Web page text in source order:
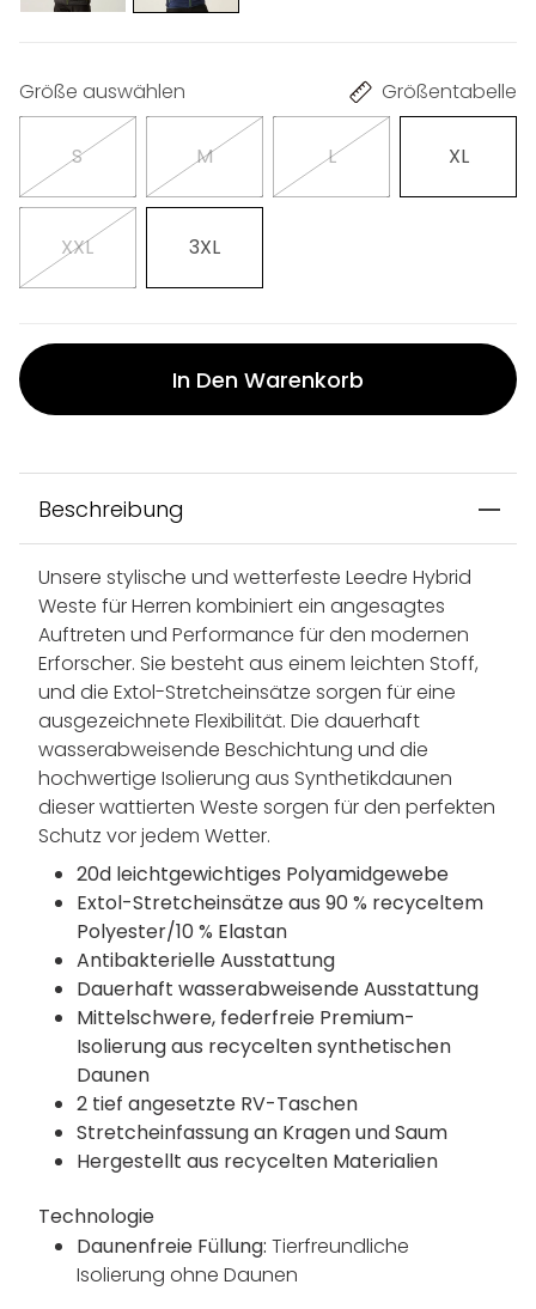
Größe auswählen Größentabelle
S M L XL
XXL 3XL
In Den Warenkorb
Beschreibung
Unsere stylische und wetterfeste Leedre Hybrid
Weste für Herren kombiniert ein angesagtes
Auftreten und Performance für den modernen
Erforscher. Sie besteht aus einem leichten Stoff,
und die Extol-Stretcheinsätze sorgen für eine
ausgezeichnete Flexibilität. Die dauerhaft
wasserabweisende Beschichtung und die
hochwertige Isolierung aus Synthetikdaunen
dieser wattierten Weste sorgen für den perfekten
Schutz vor jedem Wetter.
20d leichtgewichtiges Polyamidgewebe
Extol-Stretcheinsätze aus 90 % recyceltem
Polyester/10 % Elastan
Antibakterielle Ausstattung
Dauerhaft wasserabweisende Ausstattung
Mittelschwere, federfreie Premium-
Isolierung aus recycelten synthetischen
Daunen
2 tief angesetzte RV-Taschen
Stretcheinfassung an Kragen und Saum
Hergestellt aus recycelten Materialien
Technologie
Daunenfreie Füllung: Tierfreundliche
Isolierung ohne Daunen